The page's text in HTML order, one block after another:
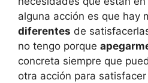
alguna acción es que hay
diferentes de
no tengo porque
concreta siempre que
otra acción para